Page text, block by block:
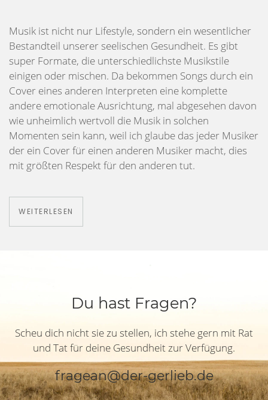
Musik ist nicht nur Lifestyle, sondern ein wesentlicher
Bestandteil unserer seelischen Gesundheit. Es gibt
super Formate, die unterschiedlichste Musikstile
einigen oder mischen. Da bekommen Songs durch ein
Cover eines anderen Interpreten eine komplette
andere emotionale Ausrichtung, mal abgesehen davon
wie unheimlich wertvoll die Musik in solchen
Momenten sein kann, weil ich glaube das jeder Musiker
der ein Cover für einen anderen Musiker macht, dies
mit größten Respekt für den anderen tut.
WEITERLESEN
Du hast Fragen?
Scheu dich nicht sie zu stellen, ich stehe gern mit Rat
und Tat für deine Gesundheit zur Verfügung.
fragean@der-gerlieb.de